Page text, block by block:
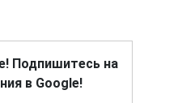
Подпишитесь на
в Google!